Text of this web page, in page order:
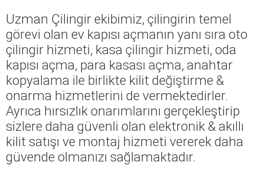
Uzman Çilingir ekibimiz, çilingirin temel
görevi olan ev kapısı açmanın yanı sıra oto
çilingir hizmeti, kasa çilingir hizmeti, oda
kapısı açma, para kasası açma, anahtar
kopyalama ile birlikte kilit değiştirme &
onarma hizmetlerini de vermektedirler.
Ayrıca hırsızlık onarımlarını gerçekleştirip
sizlere daha güvenli olan elektronik & akıllı
kilit satışı ve montaj hizmeti vererek daha
güvende olmanızı sağlamaktadır.